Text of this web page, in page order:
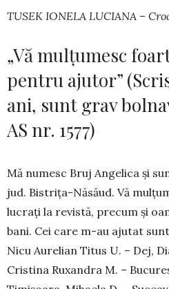
TUSEK IONELA LUCIANA –
„Vă mulțumesc
pentru ajutor”
ani, sunt grav
AS nr. 1577)
Mă numesc Bruj Angelica și
jud. Bistrița-Năsăud. Vă
lucrați la revistă, precum și
bani. Cei care m-au ajutat
Nicu Aurelian Titus U. – Dej,
Cristina Ruxandra M. –